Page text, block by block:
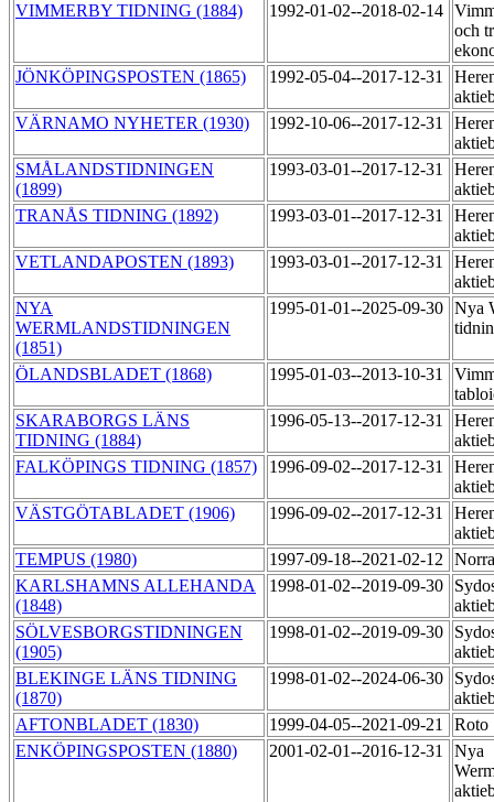
VIMMERBY TIDNING (1884)
1992-01-02--2018-02-14
och
JÖNKÖPINGSPOSTEN (1865)
1992-05-04--2017-12-31
VÄRNAMO NYHETER (1930)
1992-10-06--2017-12-31
SMÅLANDSTIDNINGEN
(1899)
1993-03-01--2017-12-31
TRANÅS TIDNING (1892)
1993-03-01--2017-12-31
VETLANDAPOSTEN (1893)
1993-03-01--2017-12-31
NYA
WERMLANDSTIDNINGEN
(1851)
1995-01-01--2025-09-30 Nya
ÖLANDSBLADET (1868) 1995-01-03--2013-10-31
SKARABORGS LÄNS
TIDNING (1884)
1996-05-13--2017-12-31
FALKÖPINGS TIDNING (1857)
1996-09-02--2017-12-31
VÄSTGÖTABLADET (1906)
1996-09-02--2017-12-31
TEMPUS (1980)
1997-09-18--2021-02-12
KARLSHAMNS ALLEHANDA
(1848)
1998-01-02--2019-09-30
SÖLVESBORGSTIDNINGEN
(1905)
1998-01-02--2019-09-30
BLEKINGE LÄNS TIDNING
(1870)
1998-01-02--2024-06-30
AFTONBLADET (1830)
1999-04-05--2021-09-21
Roto
ENKÖPINGSPOSTEN (1880)
2001-02-01--2016-12-31
Nya